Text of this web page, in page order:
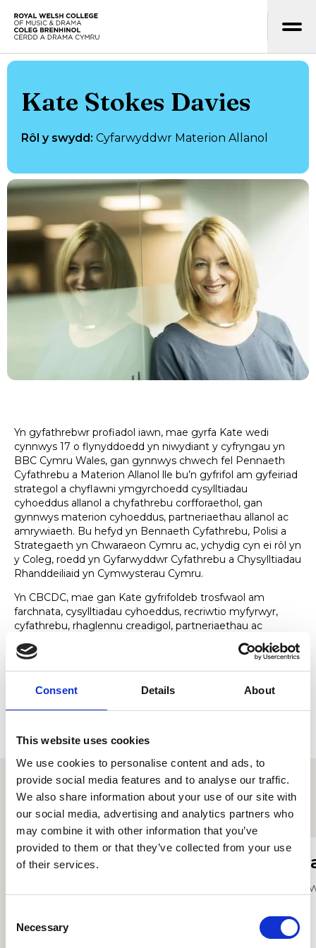
Consent Details About
This website uses cookies
We use cookies to personalise content and ads, to
provide social media features and to analyse our traffic.
We also share information about your use of our site with
our social media, advertising and analytics partners who
may combine it with other information that you’ve
provided to them or that they’ve collected from your use
of their services.
Selection
Necessary
Neidio i’r prif gynnwys
Kate Stokes Davies
Rôl y swydd: Cyfarwyddwr Materion Allanol
Yn gyfathrebwr profiadol iawn, mae gyrfa Kate wedi
cynnwys 17 o flynyddoedd yn niwydiant y cyfryngau yn
BBC Cymru Wales, gan gynnwys chwech fel Pennaeth
Cyfathrebu a Materion Allanol lle bu’n gyfrifol am gyfeiriad
strategol a chyflawni ymgyrchoedd cysylltiadau
cyhoeddus allanol a chyfathrebu corfforaethol, gan
gynnwys materion cyhoeddus, partneriaethau allanol ac
amrywiaeth. Bu hefyd yn Bennaeth Cyfathrebu, Polisi a
Strategaeth yn Chwaraeon Cymru ac, ychydig cyn ei rôl yn
y Coleg, roedd yn Gyfarwyddwr Cyfathrebu a Chysylltiadau
Rhanddeiliaid yn Cymwysterau Cymru.
Yn CBCDC, mae gan Kate gyfrifoldeb trosfwaol am
farchnata, cysylltiadau cyhoeddus, recriwtio myfyrwyr,
cyfathrebu, rhaglennu creadigol, partneriaethau ac
Astudiodd yn Sefydliad Theatr Lee Strasberg yn Efrog
fel Rheolwr Prosiect Cysylltiadau Cyhoeddus ar ymgyrch
Proffiliau staff eraill
Alison Lambert